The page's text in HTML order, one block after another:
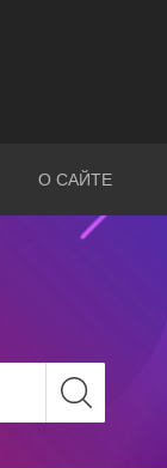
О САЙТЕ